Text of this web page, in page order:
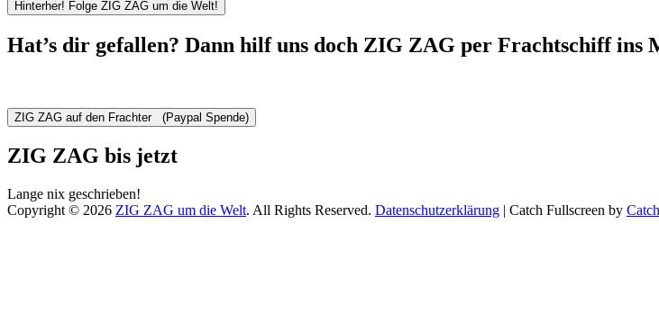
Hat’s dir gefallen? Dann hilf uns doch ZIG ZAG per Frachtschiff ins
ZIG ZAG bis jetzt
Lange nix geschrieben!
Copyright © 2026 ZIG ZAG um die Welt. All Rights Reserved. Datenschutzerklärung | Catch Fullscreen by